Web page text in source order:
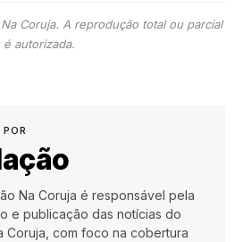
Coruja. A reprodução total ou parcial
autorizada.
Na Coruja é responsável pela
e publicação das notícias do
Coruja, com foco na cobertura